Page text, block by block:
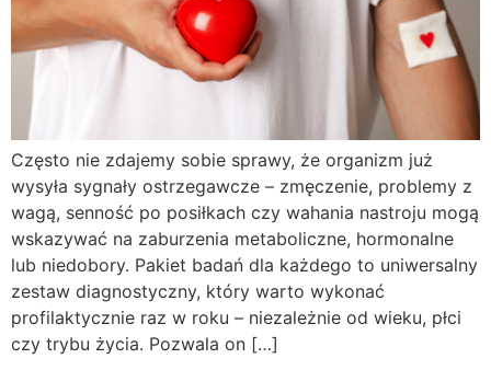
Często nie zdajemy sobie sprawy, że organizm już
wysyła sygnały ostrzegawcze – zmęczenie, problemy z
wagą, senność po posiłkach czy wahania nastroju mogą
wskazywać na zaburzenia metaboliczne, hormonalne
lub niedobory. Pakiet badań dla każdego to uniwersalny
zestaw diagnostyczny, który warto wykonać
profilaktycznie raz w roku – niezależnie od wieku, płci
czy trybu życia. Pozwala on […]